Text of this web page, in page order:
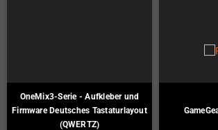
OneMix3-Serie - Aufkleber und
Firmware Deutsches Tastaturlayout
(QWERTZ)